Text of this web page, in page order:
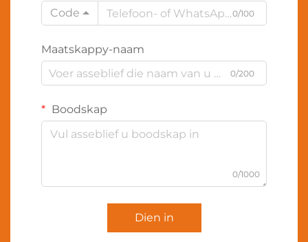
Code
0/100
Maatskappy-naam
0/200
Boodskap
0/1000
Dien in